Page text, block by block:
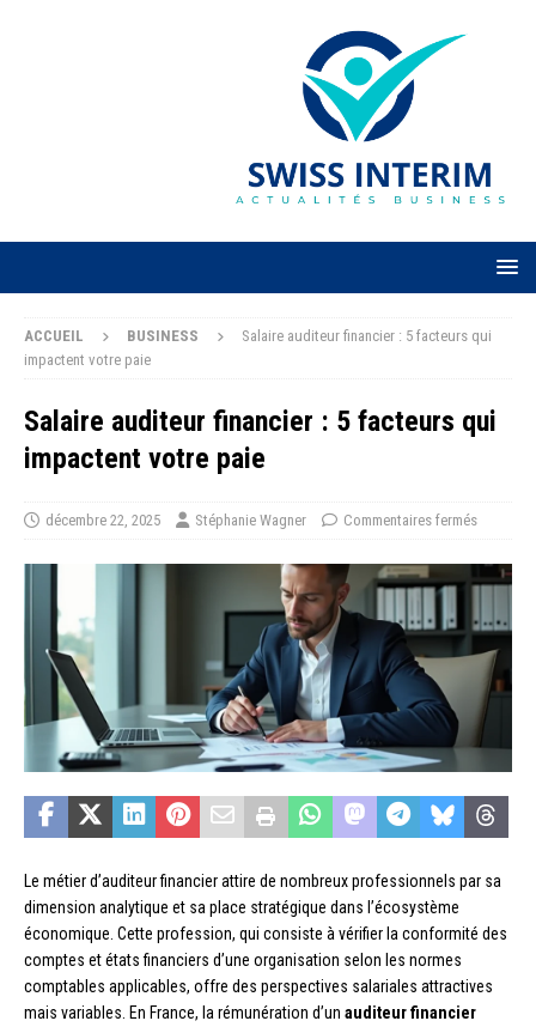
ACCUEIL BUSINESS
Salaire auditeur financier : 5 facteurs qui
impactent votre paie
Salaire auditeur financier : 5 facteurs qui
impactent votre paie
décembre 22, 2025 Stéphanie Wagner Commentaires fermés
Le métier d’auditeur financier attire de nombreux professionnels par sa
dimension analytique et sa place stratégique dans l’écosystème
économique. Cette profession, qui consiste à vérifier la conformité des
comptes et états financiers d’une organisation selon les normes
comptables applicables, offre des perspectives salariales attractives
mais variables. En France, la rémunération d’un auditeur financier